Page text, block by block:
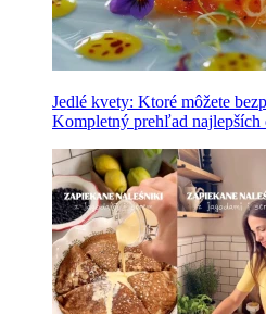
Jedlé kvety: Ktoré môžete
Kompletný prehľad najlepších